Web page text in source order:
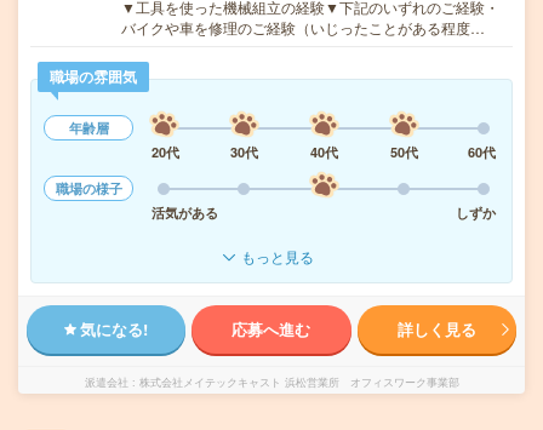
▼工具を使った機械組立の経験▼下記のいずれのご経験・
バイクや車を修理のご経験（いじったことがある程度…
職場の雰囲気
年齢層
20代
30代 40代 50代
60代
職場の様子
活気がある
しずか
もっと見る
気になる! 応募へ進む 詳しく見る
派遣会社 株式会社メイテックキャスト 浜松営業所 オフィスワーク事業部